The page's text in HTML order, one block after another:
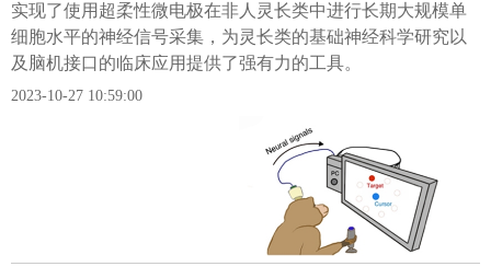
实现了使用超柔性微电极在非人灵长类中进行长期大规模单
细胞水平的神经信号采集，为灵长类的基础神经科学研究以
及脑机接口的临床应用提供了强有力的工具。
2023-10-27 10:59:00